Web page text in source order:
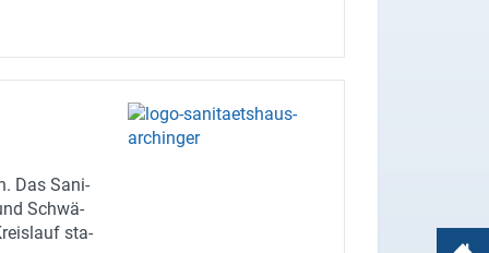
Das Sa­ni­
Schwä­
sta­